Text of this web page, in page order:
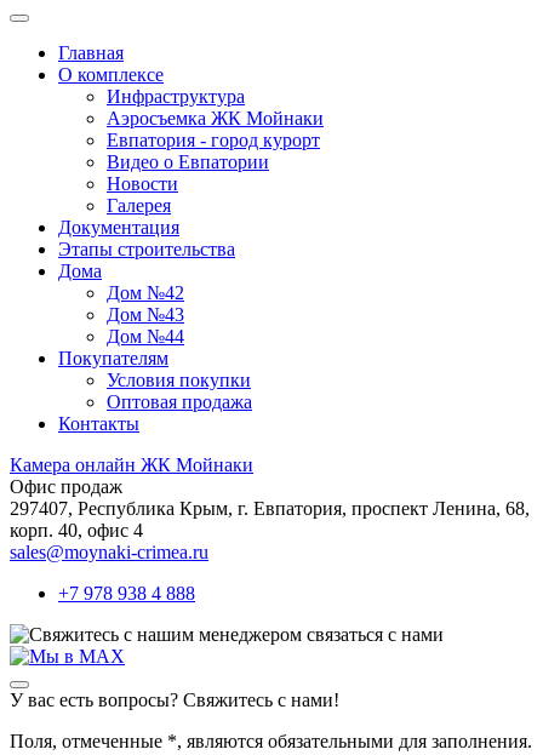
Главная
О комплексе
Инфраструктура
Аэросъемка ЖК Мойнаки
Евпатория - город курорт
Видео о Евпатории
Новости
Галерея
Документация
Этапы строительства
Дома
Дом №42
Дом №43
Дом №44
Покупателям
Условия покупки
Оптовая продажа
Контакты
Камера онлайн ЖК Мойнаки
Офис продаж
297407, Республика Крым, г. Евпатория, проспект Ленина, 68,
корп. 40, офис 4
sales@moynaki-crimea.ru
+7 978 938 4 888
связаться с нами
У вас есть вопросы? Свяжитесь с нами!
Поля, отмеченные *, являются обязательными для заполнения.